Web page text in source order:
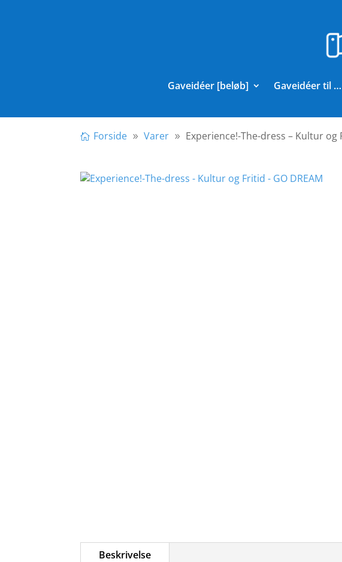
Gaveidéer [beløb] Gaveidéer til …
Forside Varer Experience!-The-dress – Kultur og
Beskrivelse